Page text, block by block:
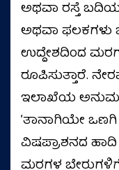
ಅಥವಾ ರಸ್ತೆ ಬದಿಯ
ಅಥವಾ ಫಲಕಗಳು
ಉದ್ದೇಶದಿಂದ
ರೂಪಿಸುತ್ತಾರೆ.
ಇಲಾಖೆಯ ಅನುಮತಿ
ʼತಾನಾಗಿಯೇ ಒಣಗಿ
ವಿಷಪ್ರಾಶನದ ಹಾದಿ